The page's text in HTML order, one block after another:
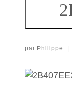
par Philippe